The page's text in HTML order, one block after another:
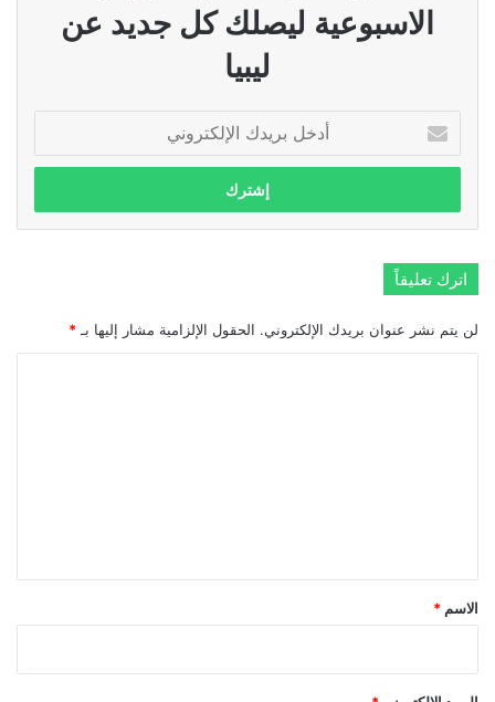
الاسبوعية ليصلك كل جديد عن
ليبيا
بريدك
الإلكتروني
اترك تعليقاً
لن يتم نشر عنوان بريدك الإلكتروني. الحقول الإلزامية مشار إليها بـ *
*
الاسم *